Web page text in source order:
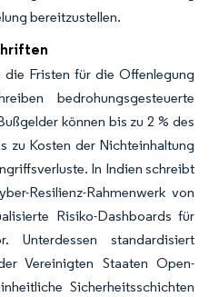
bereitzustellen.
die Fristen für die Offenlegung
bedrohungsgesteuerte
können bis zu 2 % des
zu Kosten der Nichteinhaltung
In Indien schreibt
Resilienz-Rahmenwerk von
Risiko-Dashboards für
Unterdessen standardisiert
Vereinigten Staaten Open-
Sicherheitsschichten